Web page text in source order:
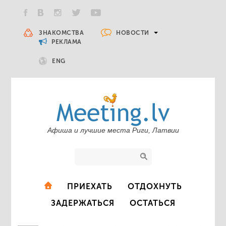
ЗНАКОМСТВА
НОВОСТИ
РЕКЛАМА
ENG
Афиша и лучшие места Риги, Латвии
ПРИЕХАТЬ
ОТДОХНУТЬ
ЗАДЕРЖАТЬСЯ
ОСТАТЬСЯ